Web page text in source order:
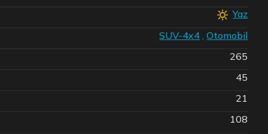
Yaz
SUV-4x4 ,Otomobil
265
45
21
108